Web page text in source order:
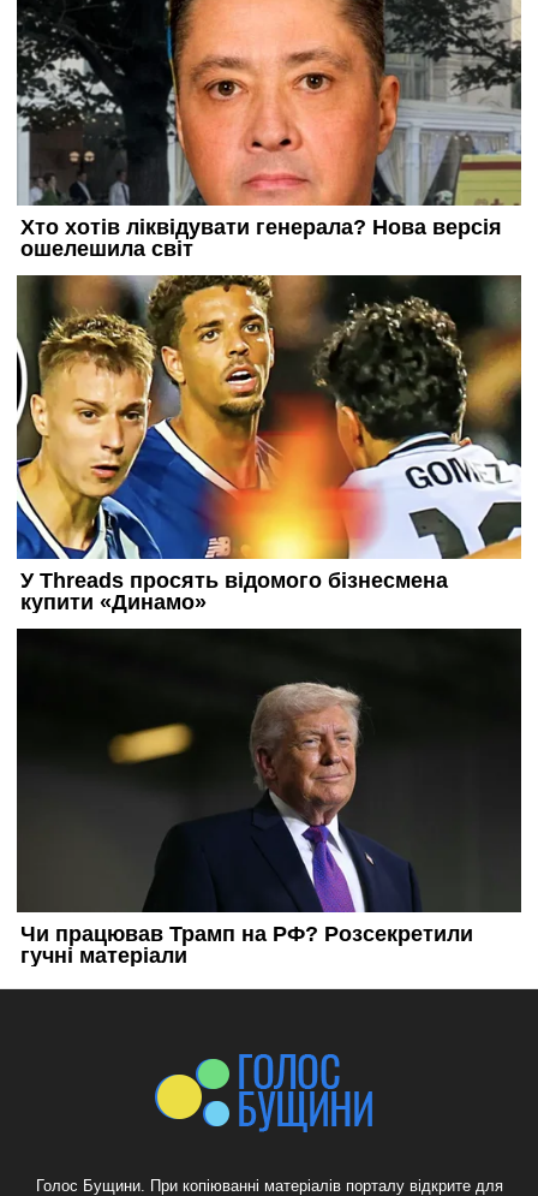
Голос Бущини. При копіюванні матеріалів порталу відкрите для